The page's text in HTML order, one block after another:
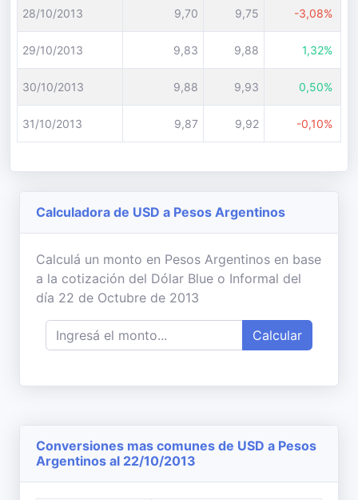
28/10/2013 9,70 9,75 -3,08%
29/10/2013 9,83 9,88 1,32%
30/10/2013 9,88 9,93 0,50%
31/10/2013 9,87 9,92 -0,10%
Calculadora de USD a Pesos Argentinos
Calculá un monto en Pesos Argentinos en base
a la cotización del Dólar Blue o Informal del
día 22 de Octubre de 2013
Calcular
Conversiones mas comunes de USD a Pesos
Argentinos al 22/10/2013